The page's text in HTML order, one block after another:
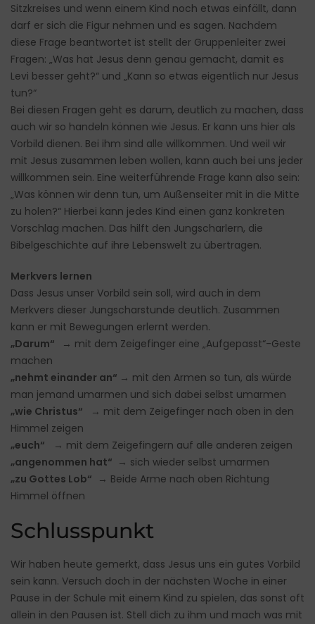
Sitzkreises und wenn einem Kind noch etwas einfällt, dann
darf er sich die Figur nehmen und es sagen. Nachdem
diese Frage beantwortet ist stellt der Gruppenleiter zwei
Fragen: „Was hat Jesus denn genau gemacht, damit es
Levi besser geht?“ und „Kann so etwas eigentlich nur Jesus
tun?“
Bei diesen Fragen geht es darum, deutlich zu machen, dass
auch wir so handeln können wie Jesus. Er kann uns hier als
Vorbild dienen. Bei ihm sind alle willkommen. Und weil wir
mit Jesus zusammen leben wollen, kann auch bei uns jeder
willkommen sein. Eine weiterführende Frage kann also sein:
„Was können wir denn tun, um Außenseiter mit in die Mitte
zu holen?“ Hierbei kann jedes Kind einen ganz konkreten
Vorschlag machen. Das hilft den Jungscharlern, die
Bibelgeschichte auf ihre Lebenswelt zu übertragen.
Merkvers lernen
Dass Jesus unser Vorbild sein soll, wird auch in dem
Merkvers dieser Jungscharstunde deutlich. Zusammen
kann er mit Bewegungen erlernt werden.
„Darum“
→ mit dem Zeigefinger eine „Aufgepasst“-Geste
machen
„nehmt einander an“ → mit den Armen so tun, als würde
man jemand umarmen und sich dabei selbst umarmen
„wie Christus“
→ mit dem Zeigefinger nach oben in den
Himmel zeigen
„euch“ → mit dem Zeigefingern auf alle anderen zeigen
„angenommen hat“ → sich wieder selbst umarmen
„zu Gottes Lob“ → Beide Arme nach oben Richtung
Himmel öffnen
Schlusspunkt
Wir haben heute gemerkt, dass Jesus uns ein gutes Vorbild
sein kann. Versuch doch in der nächsten Woche in einer
Pause in der Schule mit einem Kind zu spielen, das sonst oft
allein in den Pausen ist. Stell dich zu ihm und mach was mit